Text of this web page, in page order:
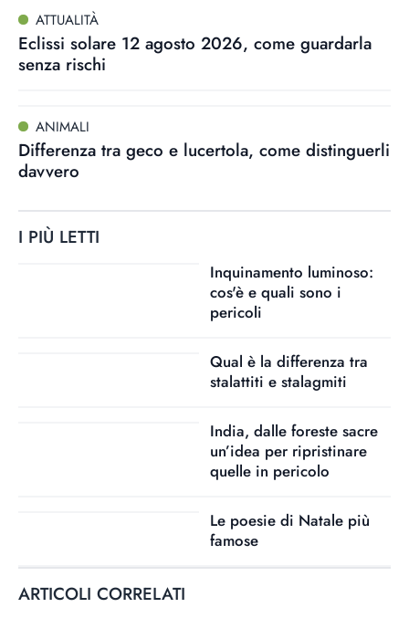
ATTUALITÀ
Eclissi solare 12 agosto 2026, come guardarla
senza rischi
ANIMALI
Differenza tra geco e lucertola, come distinguerli
davvero
I PIÙ LETTI
Inquinamento luminoso:
cos'è e quali sono i
pericoli
Qual è la differenza tra
stalattiti e stalagmiti
India, dalle foreste sacre
un’idea per ripristinare
quelle in pericolo
Le poesie di Natale più
famose
ARTICOLI CORRELATI